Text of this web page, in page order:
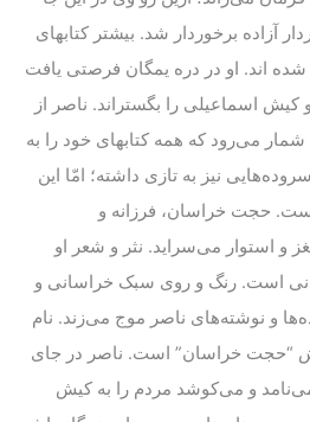
آزاده برخوردار شد. بیشتر کتابهای
اند. او در دره یمگان فرصتی یافت
کیش اسماعیلی را بگستراند. ناصر از
می‌رود که همه کتابهای خود را به
نیز به تازی داشته؛ امّا این
حجت خراسان، فرزانه و
و استوار می‌سراید. نثر و شعر او
است. رنگ و روی سبک خراسانی و
و نوشته‌های ناصر موج می‌زند. نام
“حجت خراسان” است. ناصر در جای
و می‌کوشد مردم را به کیش